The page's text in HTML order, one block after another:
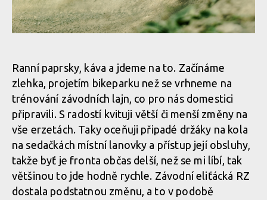
Norco Enduro Race Morávka - Jára Sijka / Enduroserie.cz
Norco Enduro Race Morávka - Jára Sijka / Enduroserie.cz
Norco Enduro Race Morávka - Jára Sijka / Enduroserie.cz
Norco Enduro Race Morávka - Jára Sijka / Enduroserie.cz
Norco Enduro Race Morávka - Jára Sijka / Enduroserie.cz
Norco Enduro Race Morávka - Jára Sijka / Enduroserie.cz
Norco Enduro Race Morávka - Jára Sijka / Enduroserie.cz
Ranní paprsky, káva a jdeme na to. Začínáme
zlehka, projetím bikeparku než se vrhneme na
trénování závodních lajn, co pro nás domestici
připravili. S radostí kvituji větší či menší změny na
vše erzetách. Taky oceňuji připadé držáky na kola
na sedačkách místní lanovky a přístup její obsluhy,
takže byť je fronta občas delší, než se mi líbí, tak
většinou to jde hodně rychle. Závodní eliťácká RZ
dostala podstatnou změnu, a to v podobě